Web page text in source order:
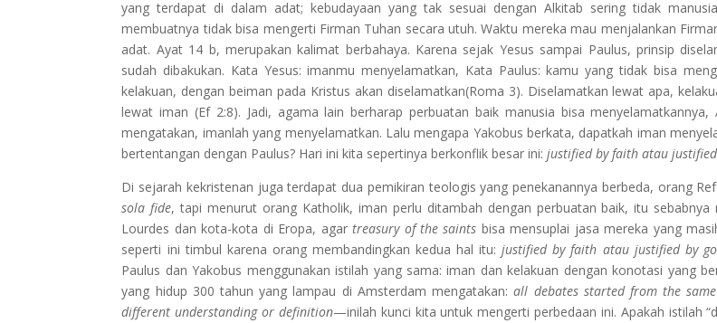
yang terdapat di dalam adat; kebudayaan yang tak sesuai dengan Alkitab sering tidak
membuatnya tidak bisa mengerti Firman Tuhan secara utuh. Waktu mereka mau menjalankan
adat. Ayat 14 b, merupakan kalimat berbahaya. Karena sejak Yesus sampai Paulus, prinsip
sudah dibakukan. Kata Yesus: imanmu menyelamatkan, Kata Paulus: kamu yang tidak bisa
kelakuan, dengan beiman pada Kristus akan diselamatkan(Roma 3). Diselamatkan lewat apa,
lewat iman (Ef 2:8). Jadi, agama lain berharap perbuatan baik manusia bisa menyelamatkannya,
mengatakan, imanlah yang menyelamatkan. Lalu mengapa Yakobus berkata, dapatkah iman
bertentangan dengan Paulus? Hari ini kita sepertinya berkonflik besar ini:justified by faith atau
Di sejarah kekristenan juga terdapat dua pemikiran teologis yang penekanannya berbeda, orang
sola fide, tapi menurut orang Katholik, iman perlu ditambah dengan perbuatan baik, itu sebabnya
Lourdes dan kota-kota di Eropa, agartreasury of the saints bisa mensuplai jasa mereka yang
seperti ini timbul karena orang membandingkan kedua hal itu:justified by faith atau justified by
Paulus dan Yakobus menggunakan istilah yang sama: iman dan kelakuan dengan konotasi yang
yang hidup 300 tahun yang lampau di Amsterdam mengatakan:all debates started from the
different understanding or definition—inilah kunci kita untuk mengerti perbedaan ini. Apakah istilah